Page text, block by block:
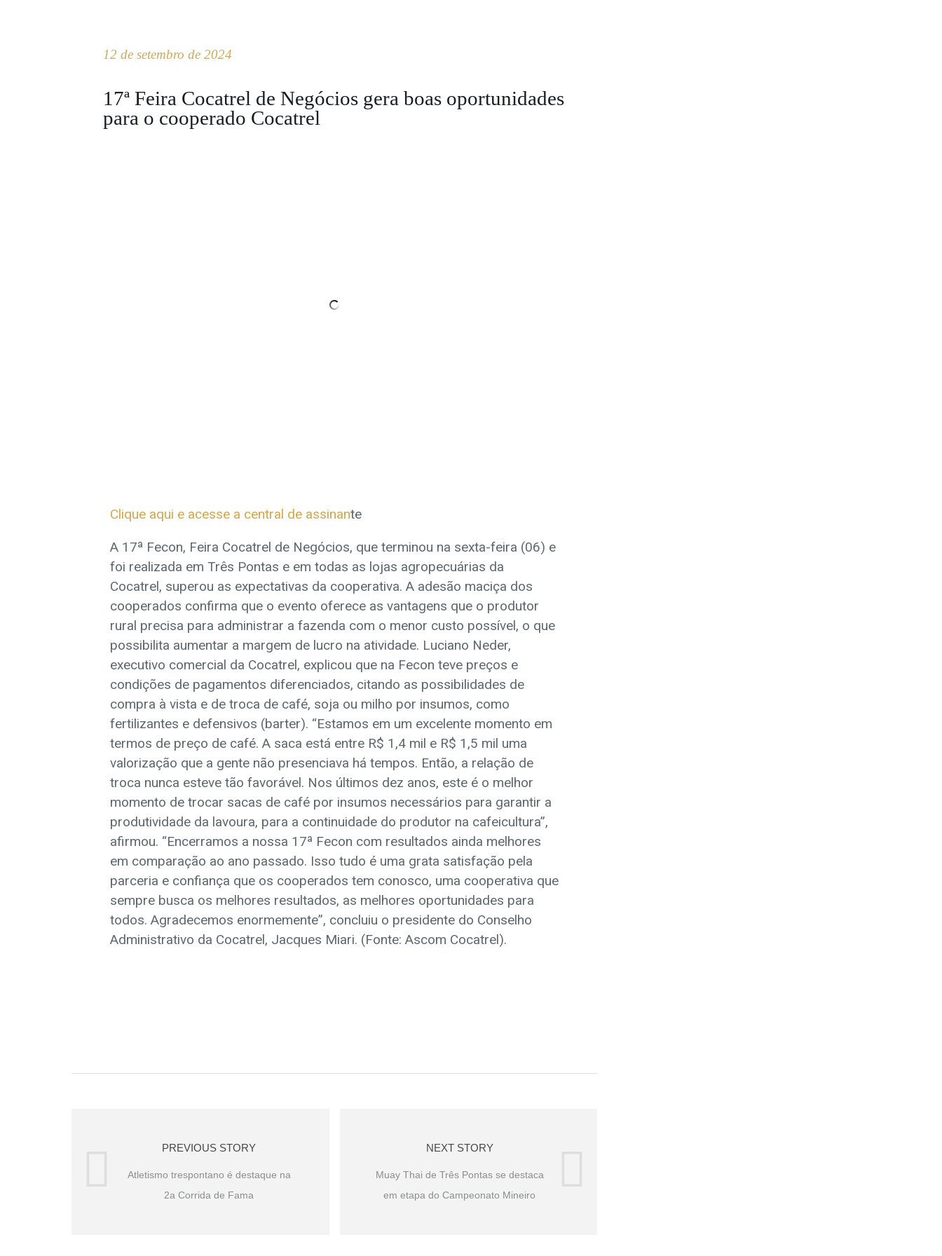
12 de setembro de 2024
17ª Feira Cocatrel de Negócios gera boas oportunidades
para o cooperado Cocatrel
Clique aqui e acesse a central de assinante
A 17ª Fecon, Feira Cocatrel de Negócios, que terminou na sexta-feira (06) e
foi realizada em Três Pontas e em todas as lojas agropecuárias da
Cocatrel, superou as expectativas da cooperativa. A adesão maciça dos
cooperados confirma que o evento oferece as vantagens que o produtor
rural precisa para administrar a fazenda com o menor custo possível, o que
possibilita aumentar a margem de lucro na atividade. Luciano Neder,
executivo comercial da Cocatrel, explicou que na Fecon teve preços e
condições de pagamentos diferenciados, citando as possibilidades de
compra à vista e de troca de café, soja ou milho por insumos, como
fertilizantes e defensivos (barter). “Estamos em um excelente momento em
termos de preço de café. A saca está entre R$ 1,4 mil e R$ 1,5 mil uma
valorização que a gente não presenciava há tempos. Então, a relação de
troca nunca esteve tão favorável. Nos últimos dez anos, este é o melhor
momento de trocar sacas de café por insumos necessários para garantir a
produtividade da lavoura, para a continuidade do produtor na cafeicultura”,
afirmou. “Encerramos a nossa 17ª Fecon com resultados ainda melhores
em comparação ao ano passado. Isso tudo é uma grata satisfação pela
parceria e confiança que os cooperados tem conosco, uma cooperativa que
sempre busca os melhores resultados, as melhores oportunidades para
todos. Agradecemos enormemente”, concluiu o presidente do Conselho
Administrativo da Cocatrel, Jacques Miari. (Fonte: Ascom Cocatrel).
PREVIOUS STORY
Atletismo trespontano é destaque na
2a Corrida de Fama
NEXT STORY
Muay Thai de Três Pontas se destaca
em etapa do Campeonato Mineiro